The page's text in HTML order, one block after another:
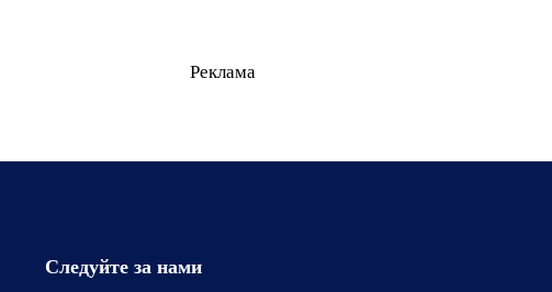
Реклама
Следуйте за нами